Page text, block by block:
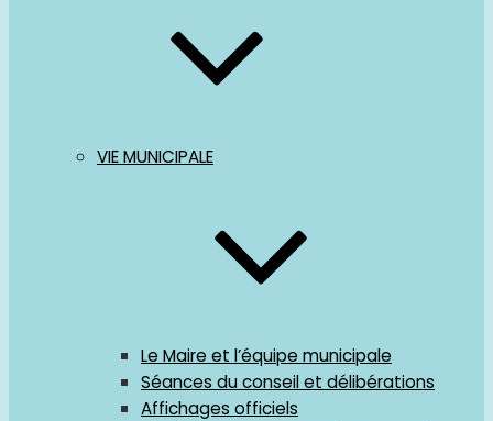
VIE MUNICIPALE
Le Maire et l’équipe municipale
Séances du conseil et délibérations
Affichages officiels